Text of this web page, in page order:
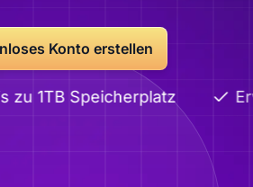
Konto erstellen
zu 1TB Speicherplatz